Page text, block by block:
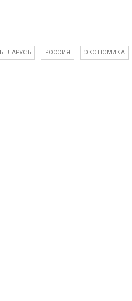
БЕЛАРУСЬ РОССИЯ ЭКОНОМИКА